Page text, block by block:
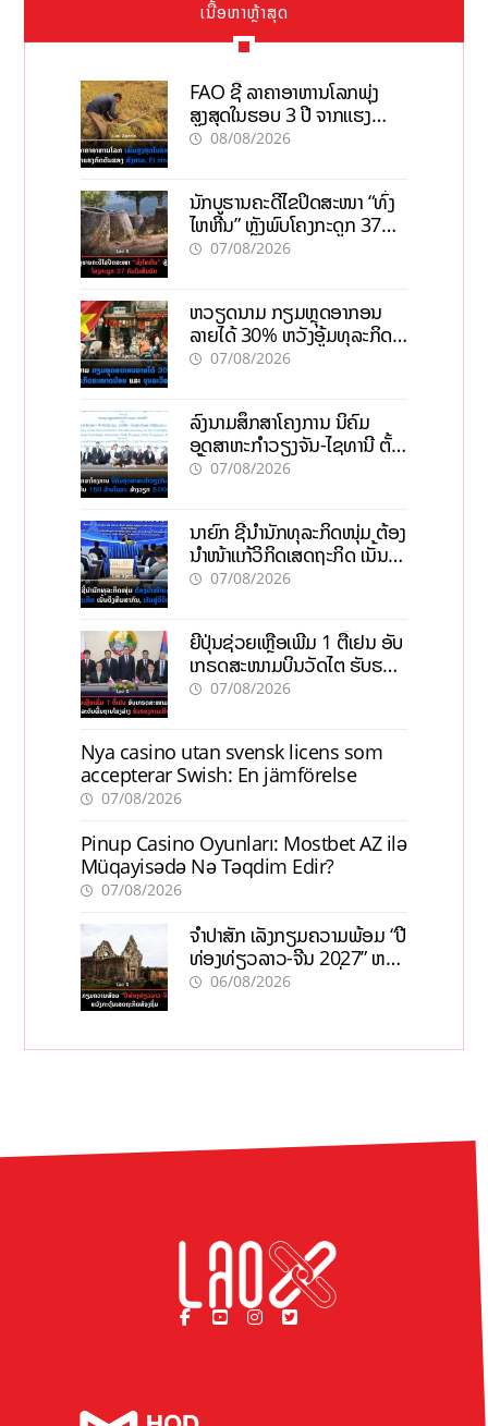
ເນື້ອຫາຫຼ້າສຸດ
FAO ຊີ້ ລາຄາອາຫານໂລກພຸ່ງ
ສູງສຸດໃນຮອບ 3 ປີ ຈາກແຮງ
ກົດດັນຂອງສົງຄາມ, El nino
08/08/2026
ນັກບູຮານຄະດີໄຂປິດສະໜາ “ທົ່ງ
ໄຫຫີນ” ຫຼັງພົບໂຄງກະດູກ 37
ຄົນໃນຫີນຍັກ
07/08/2026
ຫວຽດນາມ ກຽມຫຼຸດອາກອນ
ລາຍໄດ້ 30% ຫວັງອູ້ມທຸລະກິດ
ຂະໜາດນ້ອຍ ແລະ ຈຸນລະ
07/08/2026
ລົງນາມສຶກສາໂຄງການ ນິຄົມ
ອຸດສາຫະກຳວຽງຈັນ-ໄຊທານີ ຕັ້ງ
ເປົ້າດຶງທຶນ 150 ລ້ານໂດລາ, ສ້າງ
07/08/2026
ນາຍົກ ຊີ້ນຳນັກທຸລະກິດໜຸ່ມ ຕ້ອງ
ນຳໜ້າແກ້ວິກິດເສດຖະກິດ ເນັ້ນດຶງ
ທຶນສາກົນ, ຫັນສູ່ດິຈິຕອນ
07/08/2026
ຍີ່ປຸ່ນຊ່ວຍເຫຼືອເພີ່ມ 1 ຕື້ເຢນ ອັບ
ເກຣດສະໜາມບິນວັດໄຕ ຮັບຮອງ
ການເຕີບໂຕ
07/08/2026
Nya casino utan svensk licens som
accepterar Swish: En jämförelse
07/08/2026
Pinup Casino Oyunları: Mostbet AZ ilə
Müqayisədə Nə Təqdim Edir?
07/08/2026
ຈຳປາສັກ ເລັ່ງກຽມຄວາມພ້ອມ “ປີ
ທ່ອງທ່ຽວລາວ-ຈີນ 2027” ຫວັງ
ກະຕຸ້ນເສດຖະກິດທ້ອງຖິ່ນ
06/08/2026